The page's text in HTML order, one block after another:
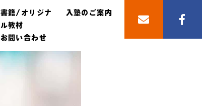
書籍/オリジナ
ル教材
入塾のご案内
お問い合わせ